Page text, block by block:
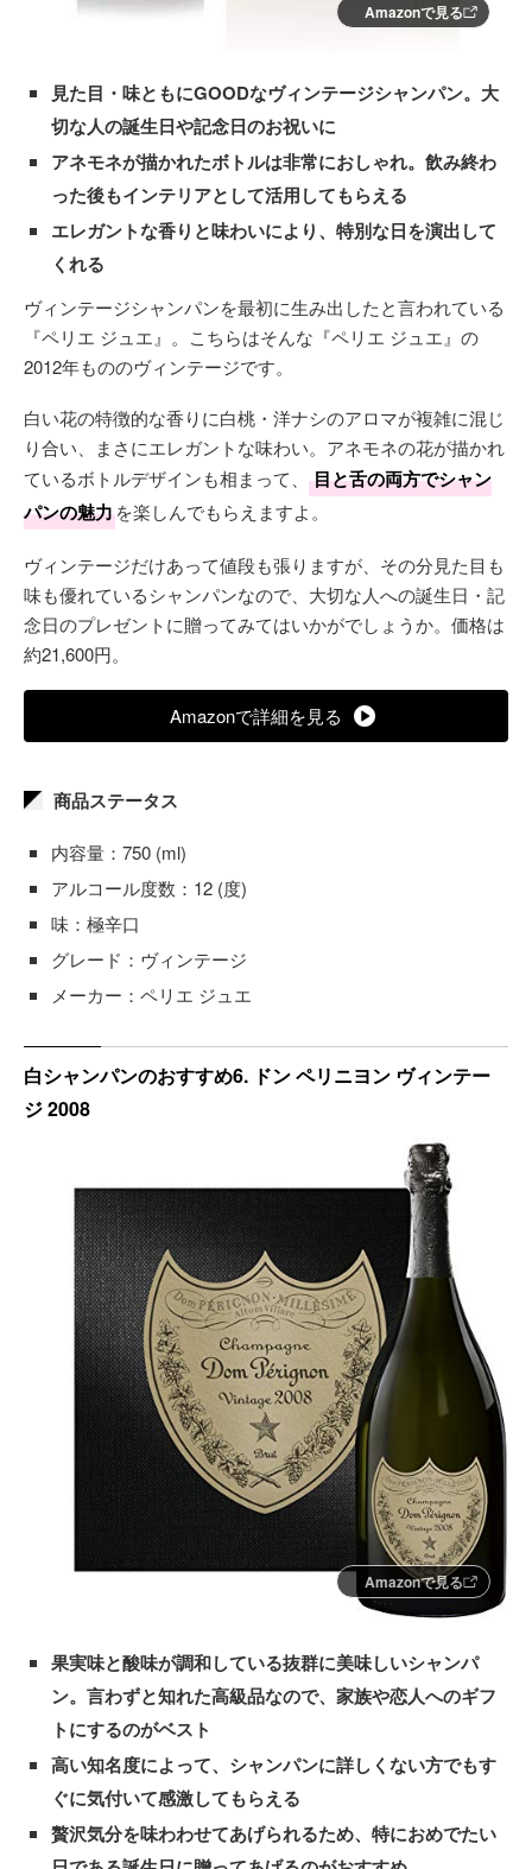
Amazonで見る
見た目・味ともにGOODなヴィンテージシャンパン。大
切な人の誕生日や記念日のお祝いに
アネモネが描かれたボトルは非常におしゃれ。飲み終わ
った後もインテリアとして活用してもらえる
エレガントな香りと味わいにより、特別な日を演出して
くれる
ヴィンテージシャンパンを最初に生み出したと言われている
『ペリエ ジュエ』。こちらはそんな『ペリエ ジュエ』の
2012年もののヴィンテージです。
白い花の特徴的な香りに白桃・洋ナシのアロマが複雑に混じ
り合い、まさにエレガントな味わい。アネモネの花が描かれ
ているボトルデザインも相まって、
目と舌の両方でシャン
パンの魅力を楽しんでもらえますよ。
ヴィンテージだけあって値段も張りますが、その分見た目も
味も優れているシャンパンなので、大切な人への誕生日・記
念日のプレゼントに贈ってみてはいかがでしょうか。価格は
約21,600円。
Amazonで詳細を見る
商品ステータス
内容量：750 (ml)
アルコール度数：12 (度)
味：極辛口
グレード：ヴィンテージ
メーカー：ペリエ ジュエ
白シャンパンのおすすめ6. ドン ペリニヨン ヴィンテー
ジ 2008
Amazonで見る
果実味と酸味が調和している抜群に美味しいシャンパ
ン。言わずと知れた高級品なので、家族や恋人へのギフ
トにするのがベスト
高い知名度によって、シャンパンに詳しくない方でもす
ぐに気付いて感激してもらえる
贅沢気分を味わわせてあげられるため、特におめでたい